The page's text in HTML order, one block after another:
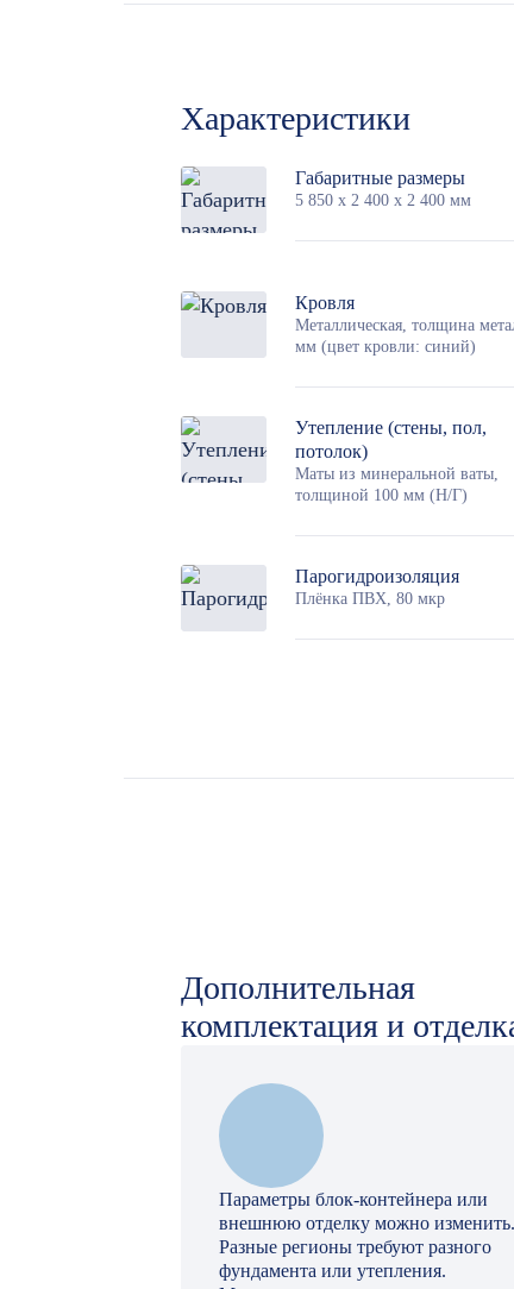
Характеристики
Габаритные размеры
5 850 х 2 400 х 2 400 мм
Кровля
Металлическая, толщина
мм (цвет кровли: синий)
Утепление (стены, пол,
потолок)
Маты из минеральной ваты,
толщиной 100 мм (Н/Г)
Парогидроизоляция
Плёнка ПВХ, 80 мкр
Дополнительная
комплектация и
Параметры блок-контейнера или
внешнюю отделку можно изменить.
Разные регионы требуют разного
фундамента или утепления.